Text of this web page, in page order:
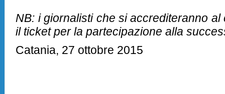
NB: i giornalisti che si accrediteranno
il ticket per la partecipazione alla
Catania, 27 ottobre 2015